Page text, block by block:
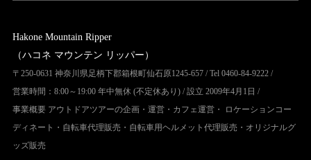
Hakone Mountain Ripper
（ハコネ マウンテン リッパー）
〒250-0631 神奈川県足柄下郡箱根町仙石原1245-657 / Tel 0460-84-9222 /
営業時間：8:00～19:00 年中無休 (不定休あり) / 設立 2009年4月1日 /
事業概要 アウトドアツアーの企画・運営・カフェ運営・ ロケーションコー
ディネート・自転車代理販売・自転車用ヘルメット代理販売・オリジナルグ
ッズ販売